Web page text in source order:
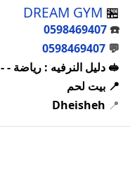
🏪
DREAM GYM
☎️
0598469407
💬
0598469407
🥪 دليل النرفيه : رياضة - -
📍 بيت لحم
📍
Dheisheh